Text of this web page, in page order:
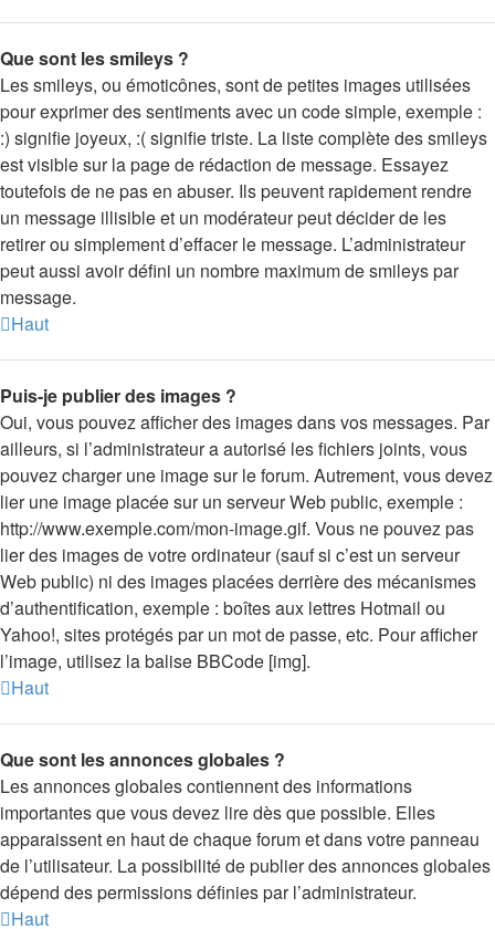
Que sont les smileys ?
Les smileys, ou émoticônes, sont de petites images utilisées
pour exprimer des sentiments avec un code simple, exemple :
:) signifie joyeux, :( signifie triste. La liste complète des smileys
est visible sur la page de rédaction de message. Essayez
toutefois de ne pas en abuser. Ils peuvent rapidement rendre
un message illisible et un modérateur peut décider de les
retirer ou simplement d’effacer le message. L’administrateur
peut aussi avoir défini un nombre maximum de smileys par
message.
Haut
Puis-je publier des images ?
Oui, vous pouvez afficher des images dans vos messages. Par
ailleurs, si l’administrateur a autorisé les fichiers joints, vous
pouvez charger une image sur le forum. Autrement, vous devez
lier une image placée sur un serveur Web public, exemple :
http://www.exemple.com/mon-image.gif. Vous ne pouvez pas
lier des images de votre ordinateur (sauf si c’est un serveur
Web public) ni des images placées derrière des mécanismes
d’authentification, exemple : boîtes aux lettres Hotmail ou
Yahoo!, sites protégés par un mot de passe, etc. Pour afficher
l’image, utilisez la balise BBCode [img].
Haut
Que sont les annonces globales ?
Les annonces globales contiennent des informations
importantes que vous devez lire dès que possible. Elles
apparaissent en haut de chaque forum et dans votre panneau
de l’utilisateur. La possibilité de publier des annonces globales
dépend des permissions définies par l’administrateur.
Haut